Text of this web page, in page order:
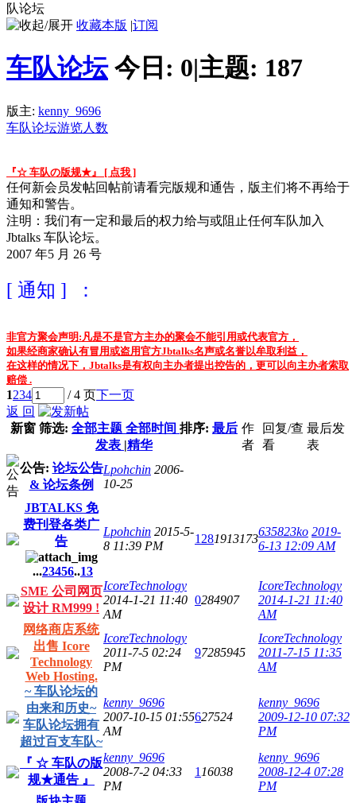
队论坛
收藏本版 |订阅
车队论坛 今日: 0|主题: 187
版主: kenny_9696
车队论坛游览人数
『☆ 车队の版规★』 [ 点我 ]
任何新会员发帖回帖前请看完版规和通告，版主们将不再给于
通知和警告。
注明：我们有一定和最后的权力给与或阻止任何车队加入
Jbtalks 车队论坛。
2007 年5 月 26 号
[ 通知 ] ：
非官方聚会声明:凡是不是官方主办的聚会不能引用或代表官方，
如果经商家确认有冒用或盗用官方Jbtalks名声或名誉以牟取利益，
在这样的情况下，Jbtalks是有权向主办者提出控告的，更可以向主办者索取
赔偿 .
1234 / 4 页下一页
返 回
新窗 筛选: 全部主题 全部时间 排序: 最后
发表 |精华
作
者
回复/查
看
最后发
表
公告: 论坛公告
& 论坛条例
Lpohchin 2006-
10-25
JBTALKS 免
费刊登各类广
告
...23456..13
Lpohchin 2015-5-
8 11:39 PM
1281913173
635823ko 2019-
6-13 12:09 AM
SME 公司网页
设计 RM999 !
IcoreTechnology
2014-1-21 11:40
AM
0284907
IcoreTechnology
2014-1-21 11:40
AM
网络商店系统
出售 Icore
Technology
Web Hosting.
IcoreTechnology
2011-7-5 02:24
PM
97285945
IcoreTechnology
2011-7-15 11:35
AM
~ 车队论坛的
由来和历史~
车队论坛拥有
超过百支车队~
kenny_9696
2007-10-15 01:55
AM
627524
kenny_9696
2009-12-10 07:32
PM
『 ☆ 车队の版
规★通告 』
kenny_9696
2008-7-2 04:33
PM
1 16038
kenny_9696
2008-12-4 07:28
PM